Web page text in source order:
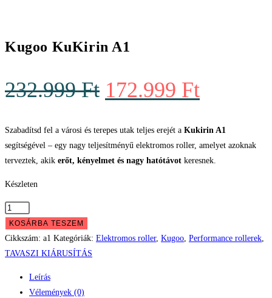
Kugoo KuKirin A1
232.999Ft Original
was:
232.999 Ft.
172.999 FtCurrent
is:
Szabadítsd fel a városi és terepes utak teljes erejét a Kukirin A1
segítségével – egy nagy teljesítményű elektromos roller, amelyet azoknak
terveztek, akik erőt, kényelmet és nagy hatótávot keresnek.
Készleten
Kugoo
KuKirin
A1
mennyiség
KOSÁRBA TESZEM
Cikkszám: a1 Kategóriák: Elektromos roller, Kugoo, Performance rollerek,
TAVASZI KIÁRUSÍTÁS
Leírás
Vélemények (0)